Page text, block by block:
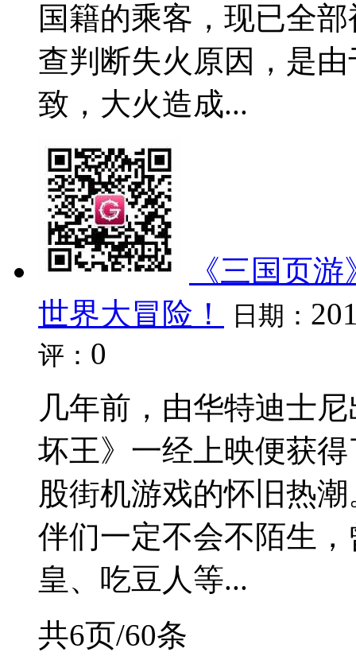
国籍的乘客，现已全
查判断失火原因，是
致，大火造成...
《三国页
世界大冒险！
日期：
评： 0
几年前，由华特迪士
坏王》一经上映便获
股街机游戏的怀旧热
伴们一定不会不陌生
皇、吃豆人等...
共6页/60条